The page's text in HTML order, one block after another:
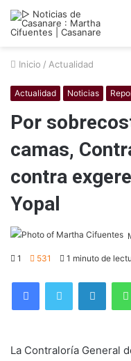
Inicio / Actualidad
Actualidad Noticias
Por
camas,
contra
Yopal
1 531 1 minuto de
FacebookTwitter
La Contraloría General